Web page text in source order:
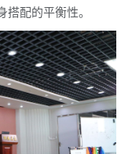
配的平衡性。